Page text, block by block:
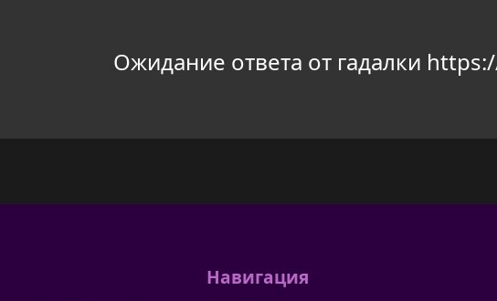
Ожидание ответа от гадалки
Навигация